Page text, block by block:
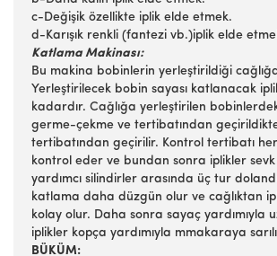
c-Değişik özellikte iplik elde etmek.
d-Karışık renkli (fantezi vb.)iplik elde
Katlama Makinası:
Bu makina bobinlerin yerleştirildiği
Yerleştirilecek bobin sayası katlanacak
kadardır. Cağlığa yerleştirilen
germe-çekme ve tertibatından
tertibatından geçirilir. Kontrol tertibatı her
kontrol eder ve bundan sonra iplikler
yardımcı silindirler arasında üç tur
katlama daha düzgün olur ve cağlıktan
kolay olur. Daha sonra sayaç yardımıyla
iplikler kopça yardımıyla mmakaraya
BÜKÜM: